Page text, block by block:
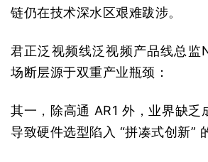
链仍在技术深水区艰难跋涉。
君正泛视频线泛视频产品线总监
场断层源于双重产业瓶颈：
其一，除高通 AR1 外，业界缺乏
导致硬件选型陷入 “拼凑式创新”